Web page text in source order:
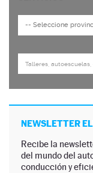
NEWSLETTER EL
Recibe la
del mundo del
conducción y